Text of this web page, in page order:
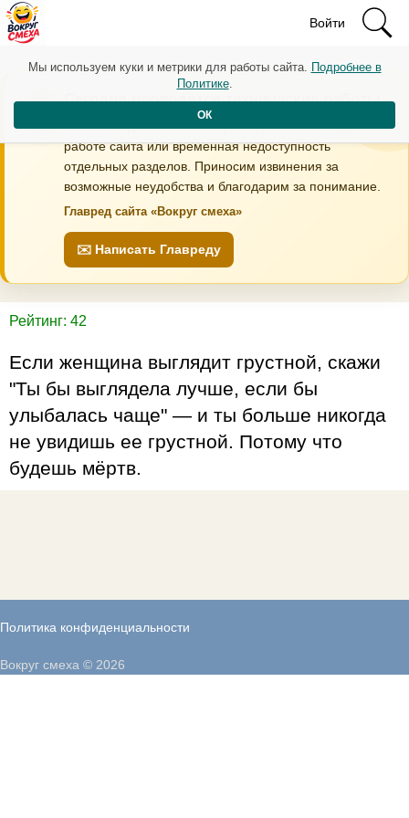
Войти
Сегодня проводятся технические работы
В течение дня возможны кратковременные перебои в
работе сайта или временная недоступность
отдельных разделов. Приносим извинения за
возможные неудобства и благодарим за понимание.
Главред сайта «Вокруг смеха»
✉️ Написать Главреду
Рейтинг: 42
Если женщина выглядит грустной, скажи
"Ты бы выглядела лучше, если бы
улыбалась чаще" — и ты больше никогда
не увидишь ее грустной. Потому что
будешь мёртв.
Политика конфиденциальности
Мы используем куки и метрики для работы сайта. Подробнее в
Политике.
ОК
Вокруг смеха © 2026